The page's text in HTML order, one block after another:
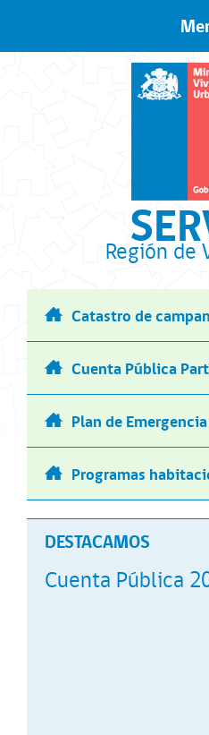
Región de
Catastro de
Cuenta Pública
Plan de
Programas
DESTACAMOS
Cuenta Pública